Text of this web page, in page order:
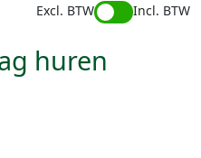
Excl. BTW
Incl. BTW
huren